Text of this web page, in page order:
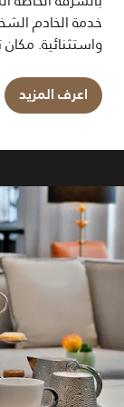
خدمة الخادم
واستثنائية. مكان
اعرف المزيد
delicious